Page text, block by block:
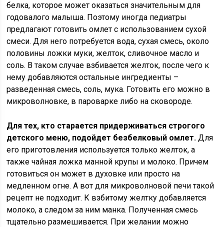
белка, которое может оказаться значительным для
годовалого малыша. Поэтому иногда педиатры
предлагают готовить омлет с использованием сухой
смеси. Для него потребуется вода, сухая смесь, около
половины ложки муки, желток, сливочное масло и
соль. В таком случае взбивается желток, после чего к
нему добавляются остальные ингредиенты –
разведенная смесь, соль, мука. Готовить его можно в
микроволновке, в пароварке либо на сковороде.
Для тех, кто старается придерживаться строгого
детского меню, подойдет безбелковый омлет. Для
его приготовления используется только желток, а
также чайная ложка манной крупы и молоко. Причем
готовиться он может в духовке или просто на
медленном огне. А вот для микроволновой печи такой
рецепт не подходит. К взбитому желтку добавляется
молоко, а следом за ним манка. Полученная смесь
тщательно размешивается. При желании можно